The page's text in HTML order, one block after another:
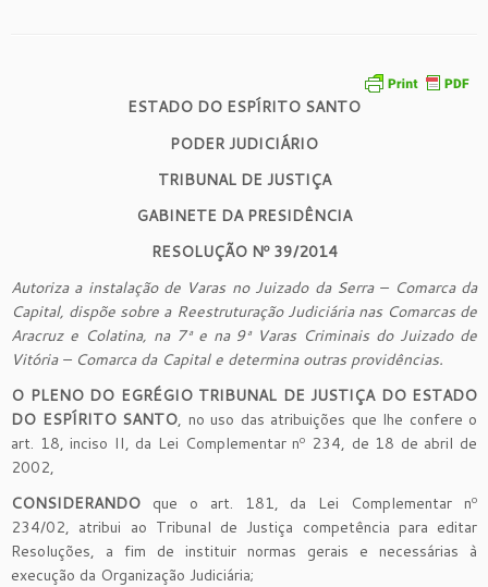
ESTADO DO ESPÍRITO SANTO
PODER JUDICIÁRIO
TRIBUNAL DE JUSTIÇA
GABINETE DA PRESIDÊNCIA
RESOLUÇÃO Nº 39/2014
Autoriza a instalação de Varas no Juizado da Serra – Comarca da
Capital, dispõe sobre a Reestruturação Judiciária nas Comarcas de
Aracruz e Colatina, na 7ª e na 9ª Varas Criminais do Juizado de
Vitória – Comarca da Capital e determina outras providências.
O PLENO DO EGRÉGIO TRIBUNAL DE JUSTIÇA DO ESTADO
DO ESPÍRITO SANTO, no uso das atribuições que lhe confere o
art. 18, inciso II, da Lei Complementar nº 234, de 18 de abril de
2002,
CONSIDERANDO que o art. 181, da Lei Complementar nº
234/02, atribui ao Tribunal de Justiça competência para editar
Resoluções, a fim de instituir normas gerais e necessárias à
execução da Organização Judiciária;